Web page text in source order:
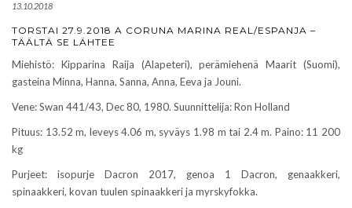
13.10.2018
TORSTAI 27.9.2018 A CORUNA MARINA REAL/ESPANJA –
TÄÄLTÄ SE LÄHTEE
Miehistö: Kipparina Raija (Alapeteri), perämiehenä Maarit (Suomi),
gasteina Minna, Hanna, Sanna, Anna, Eeva ja Jouni.
Vene: Swan 441/43, Dec 80, 1980. Suunnittelija: Ron Holland
Pituus: 13.52 m, leveys 4.06 m, syväys 1.98 m tai 2.4 m. Paino: 11 200
kg
Purjeet: isopurje Dacron 2017, genoa 1 Dacron, genaakkeri,
spinaakkeri, kovan tuulen spinaakkeri ja myrskyfokka.